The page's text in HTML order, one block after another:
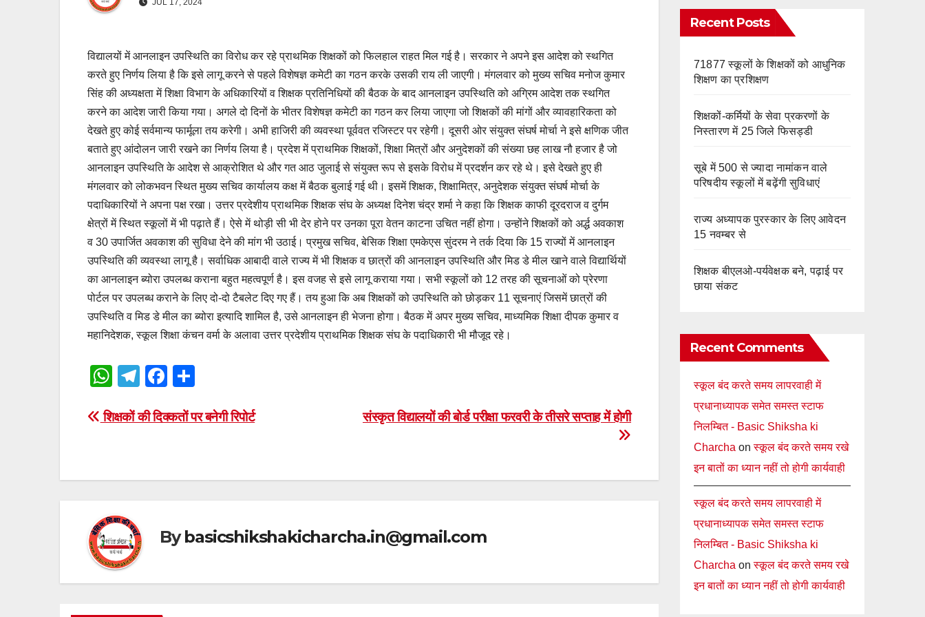
JUL 17, 2024
विद्यालयों में आनलाइन उपस्थिति का विरोध कर रहे प्राथमिक शिक्षकों को फिलहाल राहत मिल गई है। सरकार ने अपने इस आदेश को स्थगित
करते हुए निर्णय लिया है कि इसे लागू करने से पहले विशेषज्ञ कमेटी का गठन करके उसकी राय ली जाएगी। मंगलवार को मुख्य सचिव मनोज कुमार
सिंह की अध्यक्षता में शिक्षा विभाग के अधिकारियों व शिक्षक प्रतिनिधियों की बैठक के बाद आनलाइन उपस्थिति को अग्रिम आदेश तक स्थगित
करने का आदेश जारी किया गया। अगले दो दिनों के भीतर विशेषज्ञ कमेटी का गठन कर लिया जाएगा जो शिक्षकों की मांगों और व्यावहारिकता को
देखते हुए कोई सर्वमान्य फार्मूला तय करेगी। अभी हाजिरी की व्यवस्था पूर्ववत रजिस्टर पर रहेगी। दूसरी ओर संयुक्त संघर्ष मोर्चा ने इसे क्षणिक जीत
बताते हुए आंदोलन जारी रखने का निर्णय लिया है। प्रदेश में प्राथमिक शिक्षकों, शिक्षा मित्रों और अनुदेशकों की संख्या छह लाख नौ हजार है जो
आनलाइन उपस्थिति के आदेश से आक्रोशित थे और गत आठ जुलाई से संयुक्त रूप से इसके विरोध में प्रदर्शन कर रहे थे। इसे देखते हुए ही
मंगलवार को लोकभवन स्थित मुख्य सचिव कार्यालय कक्ष में बैठक बुलाई गई थी। इसमें शिक्षक, शिक्षामित्र, अनुदेशक संयुक्त संघर्ष मोर्चा के
पदाधिकारियों ने अपना पक्ष रखा। उत्तर प्रदेशीय प्राथमिक शिक्षक संघ के अध्यक्ष दिनेश चंद्र शर्मा ने कहा कि शिक्षक काफी दूरदराज व दुर्गम
क्षेत्रों में स्थित स्कूलों में भी पढ़ाते हैं। ऐसे में थोड़ी सी भी देर होने पर उनका पूरा वेतन काटना उचित नहीं होगा। उन्होंने शिक्षकों को अर्द्ध अवकाश
व 30 उपार्जित अवकाश की सुविधा देने की मांग भी उठाई। प्रमुख सचिव, बेसिक शिक्षा एमकेएस सुंदरम ने तर्क दिया कि 15 राज्यों में आनलाइन
उपस्थिति की व्यवस्था लागू है। सर्वाधिक आबादी वाले राज्य में भी शिक्षक व छात्रों की आनलाइन उपस्थिति और मिड डे मील खाने वाले विद्यार्थियों
का आनलाइन ब्योरा उपलब्ध कराना बहुत महत्वपूर्ण है। इस वजह से इसे लागू कराया गया। सभी स्कूलों को 12 तरह की सूचनाओं को प्रेरणा
पोर्टल पर उपलब्ध कराने के लिए दो-दो टैबलेट दिए गए हैं। तय हुआ कि अब शिक्षकों को उपस्थिति को छोड़कर 11 सूचनाएं जिसमें छात्रों की
उपस्थिति व मिड डे मील का ब्योरा इत्यादि शामिल है, उसे आनलाइन ही भेजना होगा। बैठक में अपर मुख्य सचिव, माध्यमिक शिक्षा दीपक कुमार व
महानिदेशक, स्कूल शिक्षा कंचन वर्मा के अलावा उत्तर प्रदेशीय प्राथमिक शिक्षक संघ के पदाधिकारी भी मौजूद रहे।
W
at
p
p
T
e
m
F
c
o
k
ar
Post
संस्कृत विद्यालयों की बोर्ड परीक्षा फरवरी के तीसरे सप्ताह में होगी
शिक्षकों की दिक्कतों पर बनेगी रिपोर्ट
Bybasicshikshakicharcha.in@gmail.com
Recent Posts
71877 स्कूलों के शिक्षकों को आधुनिक
शिक्षण का प्रशिक्षण
शिक्षकों-कर्मियों के सेवा प्रकरणों के
निस्तारण में 25 जिले फिसड्डी
सूबे में 500 से ज्यादा नामांकन वाले
परिषदीय स्कूलों में बढ़ेंगी सुविधाएं
राज्य अध्यापक पुरस्कार के लिए आवेदन
15 नवम्बर से
शिक्षक बीएलओ-पर्यवेक्षक बने, पढ़ाई पर
छाया संकट
Recent Comments
स्कूल बंद करते समय लापरवाही में
प्रधानाध्यापक समेत समस्त स्टाफ
निलम्बित - Basic Shiksha ki
Charcha onस्कूल बंद करते समय रखे
इन बातों का ध्यान नहीं तो होगी कार्यवाही
स्कूल बंद करते समय लापरवाही में
प्रधानाध्यापक समेत समस्त स्टाफ
निलम्बित - Basic Shiksha ki
Charcha onस्कूल बंद करते समय रखे
इन बातों का ध्यान नहीं तो होगी कार्यवाही